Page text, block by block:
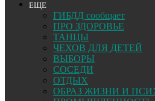
ЕЩЕ
ГИБДД сообщает
ПРО ЗДОРОВЬЕ
ТАНЦЫ
ЧЕХОВ ДЛЯ ДЕТЕЙ
ВЫБОРЫ
СОСЕДИ
ОТДЫХ
ОБРАЗ ЖИЗНИ И